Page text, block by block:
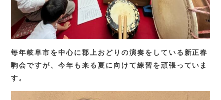
毎年岐阜市を中心に郡上おどりの演奏をしている新正春
駒会ですが、今年も来る夏に向けて練習を頑張っていま
す。